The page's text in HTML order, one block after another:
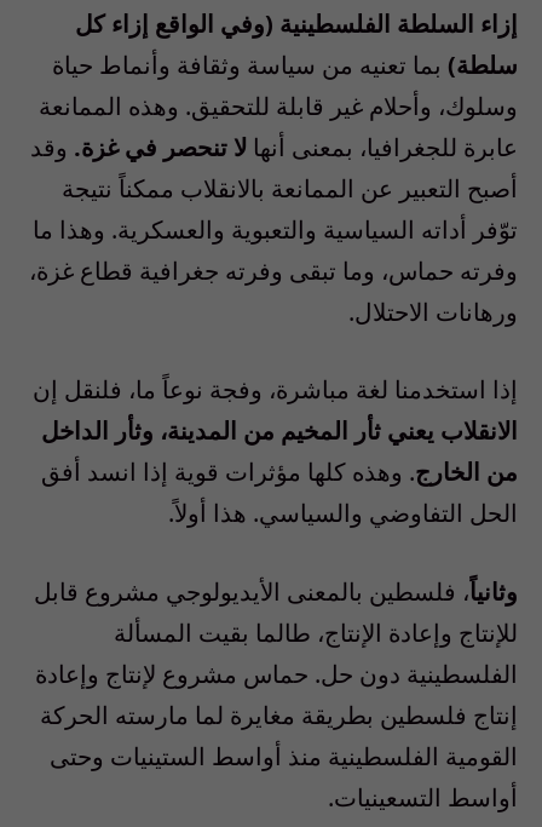
إزاء السلطة الفلسطينية (وفي الواقع إزاء كل
سلطة) بما تعنيه من سياسة وثقافة وأنماط حياة
وسلوك، وأحلام غير قابلة للتحقيق. وهذه الممانعة
عابرة للجغرافيا، بمعنى أنها لا تنحصر في غزة. وقد
أصبح التعبير عن الممانعة بالانقلاب ممكناً نتيجة
توّفر أداته السياسية والتعبوية والعسكرية. وهذا ما
وفرته حماس، وما تبقى وفرته جغرافية قطاع غزة،
ورهانات الاحتلال.
إذا استخدمنا لغة مباشرة، وفجة نوعاً ما، فلنقل إن
الانقلاب يعني ثأر المخيم من المدينة، وثأر الداخل
من الخارج. وهذه كلها مؤثرات قوية إذا انسد أفق
الحل التفاوضي والسياسي. هذا أولاً.
وثانياً، فلسطين بالمعنى الأيديولوجي مشروع قابل
للإنتاج وإعادة الإنتاج، طالما بقيت المسألة
الفلسطينية دون حل. حماس مشروع لإنتاج وإعادة
إنتاج فلسطين بطريقة مغايرة لما مارسته الحركة
القومية الفلسطينية منذ أواسط الستينيات وحتى
أواسط التسعينيات.